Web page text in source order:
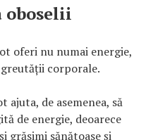
oferi nu numai energie,
corporale.
ajuta, de asemenea, să
de energie, deoarece
grăsimi sănătoase și